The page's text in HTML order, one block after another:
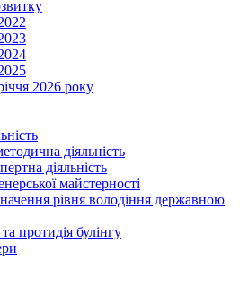
2026 року
діяльність
діяльність
майстерності
рівня володіння державною
протидія булінгу